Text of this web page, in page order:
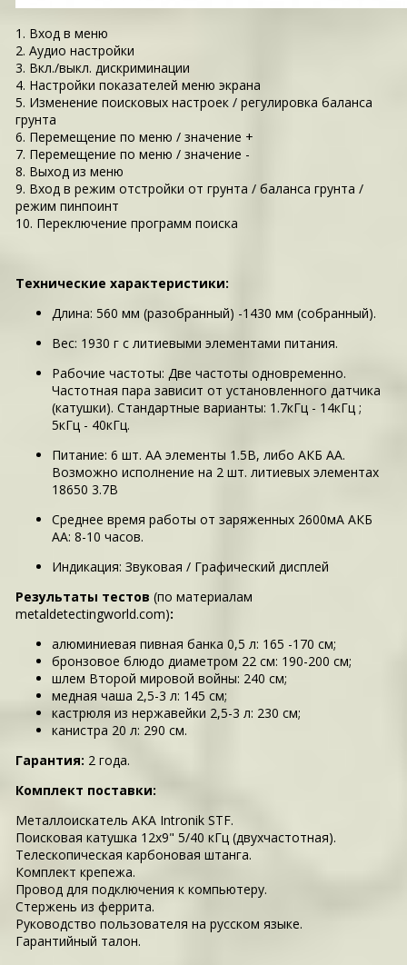
1. Вход в меню
2. Аудио настройки
3. Вкл./выкл. дискриминации
4. Настройки показателей меню экрана
5. Изменение поисковых настроек / регулировка баланса
грунта
6. Перемещение по меню / значение +
7. Перемещение по меню / значение -
8. Выход из меню
9. Вход в режим отстройки от грунта / баланса грунта /
режим пинпоинт
10. Переключение программ поиска
Технические характеристики:
Длина: 560 мм (разобранный) -1430 мм (собранный).
Вес: 1930 г с литиевыми элементами питания.
Рабочие частоты: Две частоты одновременно.
Частотная пара зависит от установленного датчика
(катушки). Стандартные варианты: 1.7кГц - 14кГц ;
5кГц - 40кГц.
Питание: 6 шт. АА элементы 1.5В, либо АКБ АА.
Возможно исполнение на 2 шт. литиевых элементах
18650 3.7В
Среднее время работы от заряженных 2600мА АКБ
АА: 8-10 часов.
Индикация: Звуковая / Графический дисплей
Результаты тестов(по материалам
metaldetectingworld.com):
алюминиевая пивная банка 0,5 л: 165 -170 см;
бронзовое блюдо диаметром 22 см: 190-200 см;
шлем Второй мировой войны: 240 см;
медная чаша 2,5-3 л: 145 см;
кастрюля из нержавейки 2,5-3 л: 230 см;
канистра 20 л: 290 см.
Гарантия: 2 года.
Комплект поставки:
Металлоискатель АКА Intronik STF.
Поисковая катушка 12х9" 5/40 кГц (двухчастотная).
Телескопическая карбоновая штанга.
Комплект крепежа.
Провод для подключения к компьютеру.
Стержень из феррита.
Руководство пользователя на русском языке.
Гарантийный талон.